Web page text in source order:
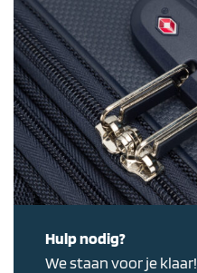
Hulp nodig?
We staan voor je klaar!